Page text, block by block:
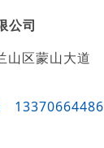
公司
山区蒙山大道
13370664486